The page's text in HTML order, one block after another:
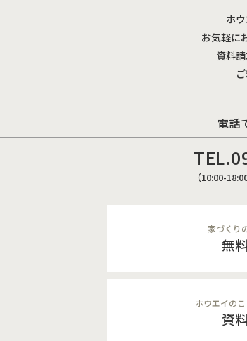
ホ
お気軽に
資料
電話
TEL.
（10:00-
家づくり
無
ホウエイの
資